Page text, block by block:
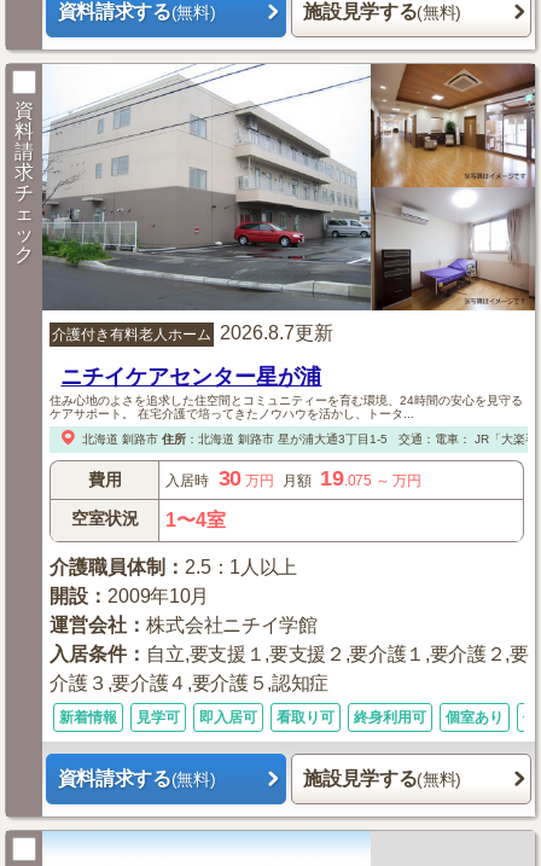
資料請求する(無料) 施設見学する(無料)
資
料
請
求
チ
ェ
ッ
ク
介護付き有料老人ホーム 2026.8.7更新
ニチイケアセンター星が浦
住み心地のよさを追求した住空間とコミュニティーを育む環境、24時間の安心を見守る
ケアサポート。 在宅介護で培ってきたノウハウを活かし、トータ...
北海道 釧路市 住所： 北海道 釧路市星が浦大通3丁目1-5 交通：電車： JR「大楽毛
費用 入居時 30 万円 月額 19.075 ～万円
空室状況 1〜4室
介護職員体制 ： 2.5：1人以上
開設 ： 2009年10月
運営会社 ：株式会社ニチイ学館
入居条件： 自立,要支援１,要支援２,要介護１,要介護２,要
介護３,要介護４,要介護５,認知症
新着情報 見学可 即入居可 看取り可 終身利用可 個室あり 体
資料請求する(無料) 施設見学する(無料)